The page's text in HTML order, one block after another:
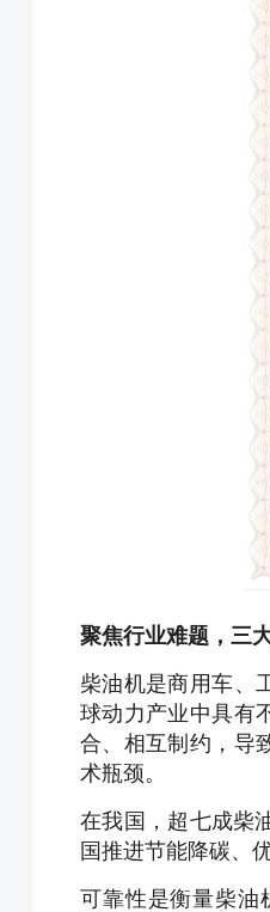
聚焦行业难题，三
柴油机是商用车、
球动力产业中具有
合、相互制约，导
术瓶颈。
在我国，超七成柴
国推进节能降碳、
可靠性是衡量柴